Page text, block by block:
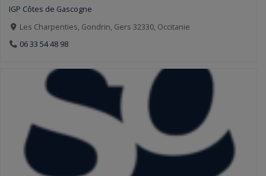
IGP Côtes de Gascogne
Les Charpenties, Gondrin, Gers 32330, Occitanie
06 33 54 48 98